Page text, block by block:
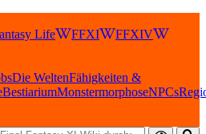
Life FFXI
FFXIV
Die WeltenFähigkeiten &
BestiariumMonstermorphoseNPCs